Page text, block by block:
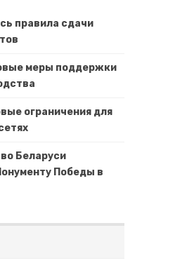
правила сдачи
меры поддержки
ограничения для
Беларуси
Победы в